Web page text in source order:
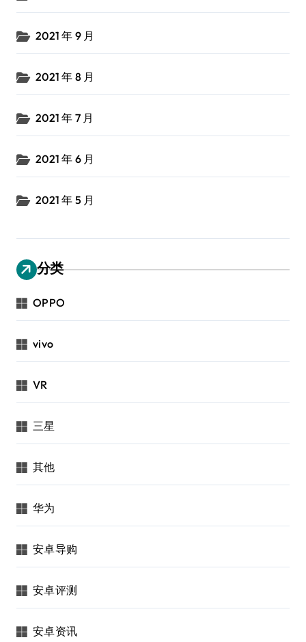
2021 年 9 月
2021 年 8 月
2021 年 7 月
2021 年 6 月
2021 年 5 月
分类
OPPO
vivo
VR
三星
其他
华为
安卓导购
安卓评测
安卓资讯